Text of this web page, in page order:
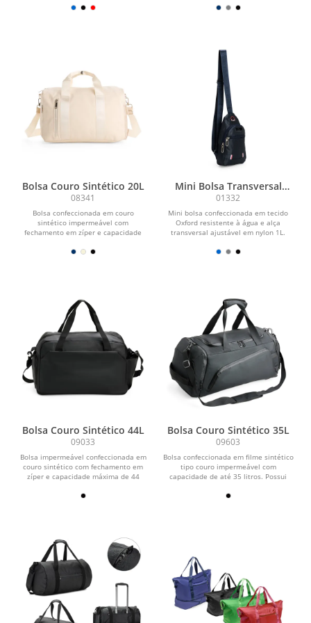
Bolsa Couro Sintético 20L
08341
Bolsa confeccionada em couro
sintético impermeável com
fechamento em zíper e capacidade
Mini Bolsa Transversal
Oxford 1L
01332
Mini bolsa confeccionada em tecido
Oxford resistente à água e alça
transversal ajustável em nylon 1L.
Bolsa Couro Sintético 44L
09033
Bolsa impermeável confeccionada em
couro sintético com fechamento em
zíper e capacidade máxima de 44
Bolsa Couro Sintético 35L
09603
Bolsa confeccionada em filme sintético
tipo couro impermeável com
capacidade de até 35 litros. Possui